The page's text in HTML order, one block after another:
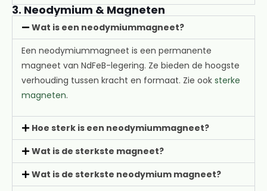
3. Neodymium & Magneten
Wat is een neodymiummagneet?
Een neodymiummagneet is een permanente
magneet van NdFeB-legering. Ze bieden de hoogste
verhouding tussen kracht en formaat. Zie ook sterke
magneten.
Hoe sterk is een neodymiummagneet?
Wat is de sterkste magneet?
Wat is de sterkste neodymium magneet?